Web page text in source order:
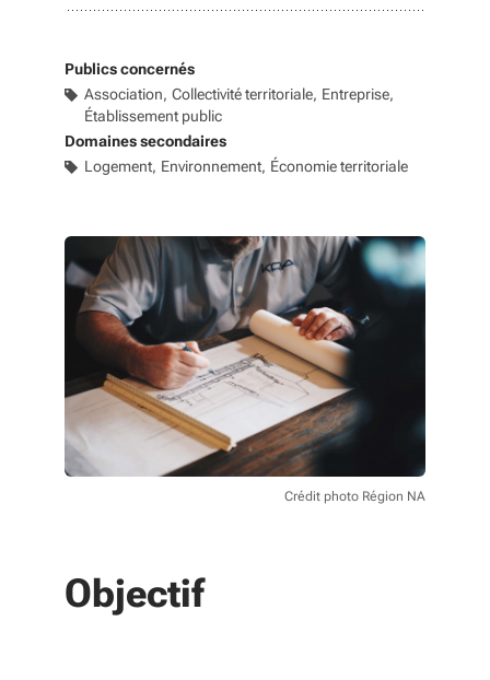
Publics concernés
Association Collectivité territoriale Entreprise
Établissement public
Domaines secondaires
Logement Environnement Économie territoriale
Crédit photo Région NA
Objectif